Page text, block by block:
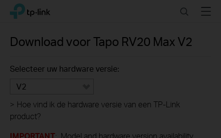
Click
navigation
TP-Link, Reliably Smart SearchMenu
Download voorTapo RV20 Max V2
Selecteer uw hardware versie:
V2
> Hoe vind ik de hardware versie van een TP-Link
product?
IMPORTANT: Model and hardware version availability